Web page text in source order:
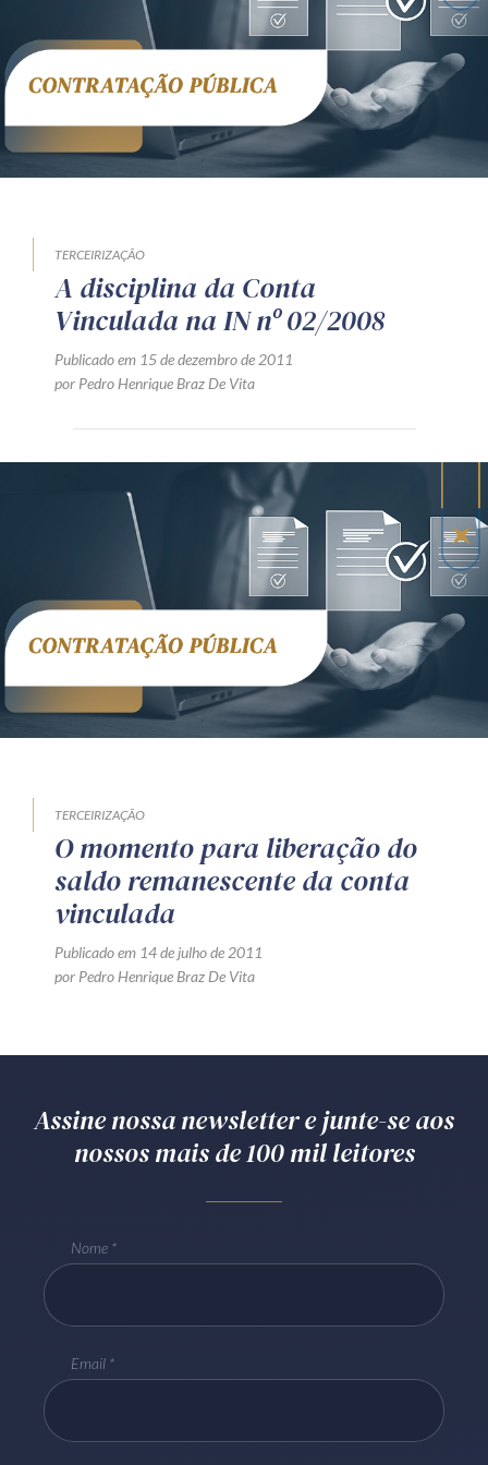
Receba por RSS
Av. Sete de Setembro, 4698
Batel
Curitiba/PR CEP 80240-000
TERCEIRIZAÇÃO
A disciplina da Conta
Vinculada na IN nº 02/2008
Publicado em 15 de dezembro de 2011
por Pedro Henrique Braz De Vita
TERCEIRIZAÇÃO
O momento para liberação do
saldo remanescente da conta
vinculada
Publicado em 14 de julho de 2011
por Pedro Henrique Braz De Vita
Assine nossa newsletter e junte-se aos
nossos mais de 100 mil leitores
Nome
Email